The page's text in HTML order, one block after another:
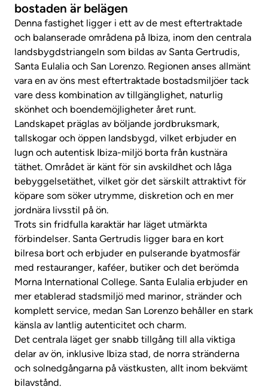
bostaden är belägen
Denna fastighet ligger i ett av de mest eftertraktade
och balanserade områdena på Ibiza, inom den centrala
landsbygdstriangeln som bildas av Santa Gertrudis,
Santa Eulalia och San Lorenzo. Regionen anses allmänt
vara en av öns mest eftertraktade bostadsmiljöer tack
vare dess kombination av tillgänglighet, naturlig
skönhet och boendemöjligheter året runt.
Landskapet präglas av böljande jordbruksmark,
tallskogar och öppen landsbygd, vilket erbjuder en
lugn och autentisk Ibiza-miljö borta från kustnära
täthet. Området är känt för sin avskildhet och låga
bebyggelsetäthet, vilket gör det särskilt attraktivt för
köpare som söker utrymme, diskretion och en mer
jordnära livsstil på ön.
Trots sin fridfulla karaktär har läget utmärkta
förbindelser. Santa Gertrudis ligger bara en kort
bilresa bort och erbjuder en pulserande byatmosfär
med restauranger, kaféer, butiker och det berömda
Morna International College. Santa Eulalia erbjuder en
mer etablerad stadsmiljö med marinor, stränder och
komplett service, medan San Lorenzo behåller en stark
känsla av lantlig autenticitet och charm.
Det centrala läget ger snabb tillgång till alla viktiga
delar av ön, inklusive Ibiza stad, de norra stränderna
och solnedgångarna på västkusten, allt inom bekvämt
bilavstånd.